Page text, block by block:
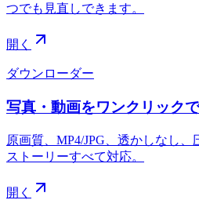
つでも見直しできます。
開く
ダウンローダー
写真・動画をワンクリック
原画質、MP4/JPG、透かしなし、
ストーリーすべて対応。
開く